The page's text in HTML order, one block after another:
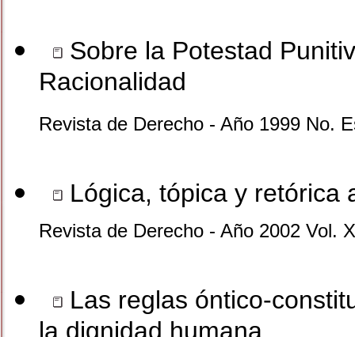
Sobre la Potestad
Racionalidad
Revista de Derecho - Año 1999 No.
Lógica, tópica y retórica
Revista de Derecho - Año 2002 Vol.
Las reglas óntico-